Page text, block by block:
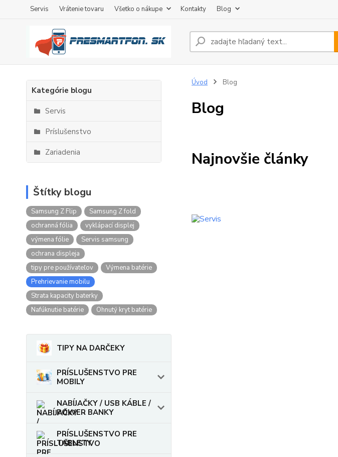
Servis Vrátenie tovaru Všetko o nákupe Kontakty Blog
Kategórie blogu
Servis
Príslušenstvo
Zariadenia
Štítky blogu
Samsung Z Flip
Samsung Z fold
ochranná fólia
vyklápací displej
výmena fólie
Servis samsung
ochrana displeja
tipy pre používateľov
Výmena batérie
Prehrievanie mobilu
Strata kapacity baterky
Nafúknutie batérie
Ohnutý kryt batérie
TIPY NA DARČEKY
PRÍSLUŠENSTVO PRE
MOBILY
NABÍJAČKY / USB KÁBLE /
POWER BANKY
PRÍSLUŠENSTVO PRE
TABLETY
Úvod Blog
Blog
Najnovšie články